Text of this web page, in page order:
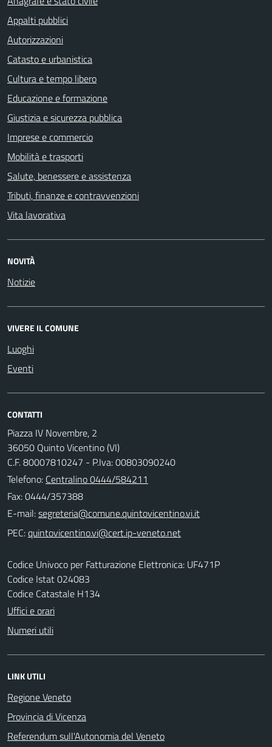
Appalti pubblici
Autorizzazioni
Catasto e urbanistica
Cultura e tempo libero
Educazione e formazione
Giustizia e sicurezza pubblica
Imprese e commercio
Mobilità e trasporti
Salute, benessere e assistenza
Tributi, finanze e contravvenzioni
Vita lavorativa
NOVITÀ
Notizie
VIVERE IL COMUNE
Luoghi
Eventi
CONTATTI
Piazza IV Novembre, 2
36050 Quinto Vicentino (VI)
C.F. 80007810247 - P.Iva: 00803090240
Telefono: Centralino 0444/584211
Fax: 0444/357388
E-mail:
PEC:
Codice Univoco per Fatturazione Elettronica: UF471P
Codice Istat 024083
Codice Catastale H134
Uffici e orari
Numeri utili
LINK UTILI
Regione Veneto
Provincia di Vicenza
Referendum sull'Autonomia del Veneto